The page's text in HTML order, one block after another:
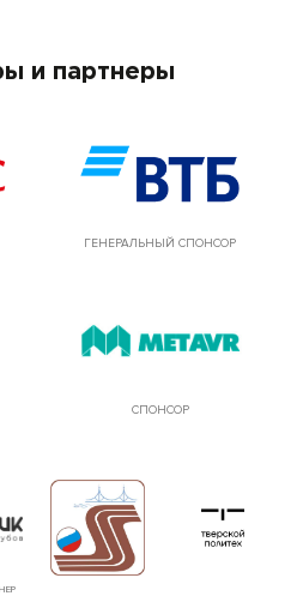
и партнеры
ГЕНЕРАЛЬНЫЙ СПОНСОР
СПОНСОР